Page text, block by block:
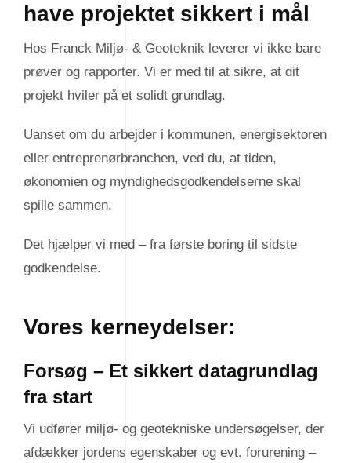
have projektet sikkert i mål
Hos Franck Miljø- & Geoteknik leverer vi ikke bare
prøver og rapporter. Vi er med til at sikre, at dit
projekt hviler på et solidt grundlag.
Uanset om du arbejder i kommunen, energisektoren
eller entreprenørbranchen, ved du, at tiden,
økonomien og myndighedsgodkendelserne skal
spille sammen.
Det hjælper vi med – fra første boring til sidste
godkendelse.
Vores kerneydelser:
Forsøg – Et sikkert datagrundlag
fra start
Vi udfører miljø- og geotekniske undersøgelser, der
afdækker jordens egenskaber og evt. forurening –